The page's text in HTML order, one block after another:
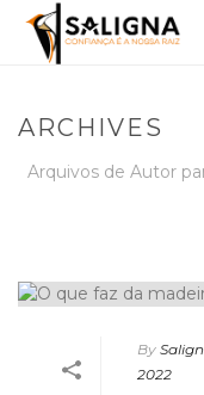
ARCHIVES
Arquivos de Autor
By
2022